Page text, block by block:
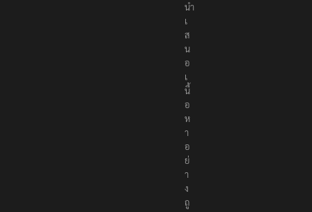
นำ
เ
ส
น
อ
เ
นื้
อ
ห
า
อ
ย่
า
ง
ถู